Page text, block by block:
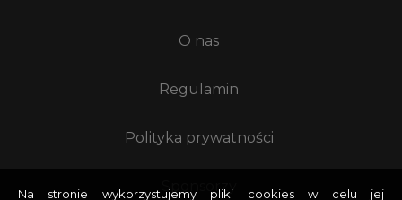
O nas
Regulamin
Polityka prywatności
Sponsorzy
Na stronie wykorzystujemy pliki cookies w celu jej